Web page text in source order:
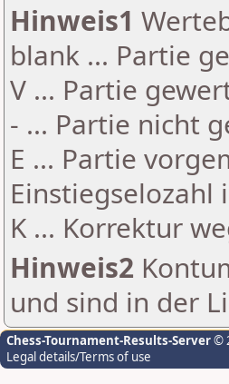
Hinweis1
blank ... Partie
V ... Partie
- ... Partie nicht
E ... Partie
K ... Korrektur
Hinweis2
und sind in der
Chess-Tournament-Results-Server©
Legal details/Terms of use